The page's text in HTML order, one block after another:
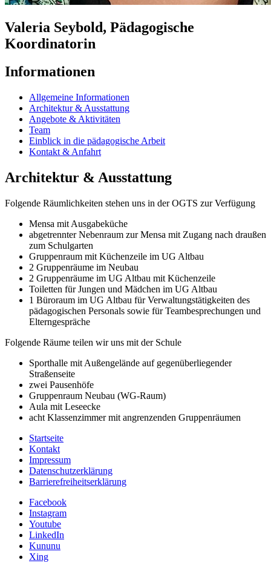
Valeria Seybold, Pädagogische
Koordinatorin
Informationen
Allgemeine Informationen
Architektur & Ausstattung
Angebote & Aktivitäten
Team
Einblick in die pädagogische Arbeit
Kontakt & Anfahrt
Architektur & Ausstattung
Folgende Räumlichkeiten stehen uns in der OGTS zur Verfügung
Mensa mit Ausgabeküche
abgetrennter Nebenraum zur Mensa mit Zugang nach draußen
zum Schulgarten
Gruppenraum mit Küchenzeile im UG Altbau
2 Gruppenräume im Neubau
2 Gruppenräume im UG Altbau mit Küchenzeile
Toiletten für Jungen und Mädchen im UG Altbau
1 Büroraum im UG Altbau für Verwaltungstätigkeiten des
pädagogischen Personals sowie für Teambesprechungen und
Elterngespräche
Folgende Räume teilen wir uns mit der Schule
Sporthalle mit Außengelände auf gegenüberliegender
Straßenseite
zwei Pausenhöfe
Gruppenraum Neubau (WG-Raum)
Aula mit Leseecke
acht Klassenzimmer mit angrenzenden Gruppenräumen
Startseite
Kontakt
Impressum
Datenschutzerklärung
Barrierefreiheitserklärung
Facebook
Instagram
Youtube
LinkedIn
Kununu
Xing